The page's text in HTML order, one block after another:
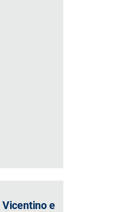
Vicentino e